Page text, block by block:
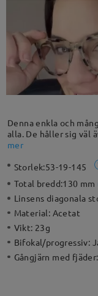
Denna enkla och
alla. De håller sig väl
mönsterdesignen gör
vintageton med retro-
mer
Storlek:53-19-145
Total bredd:130 mm
Linsens diagonala
Material: Acetat
Vikt: 23g
Bifokal/progressiv:
Gångjärn med fjäder: